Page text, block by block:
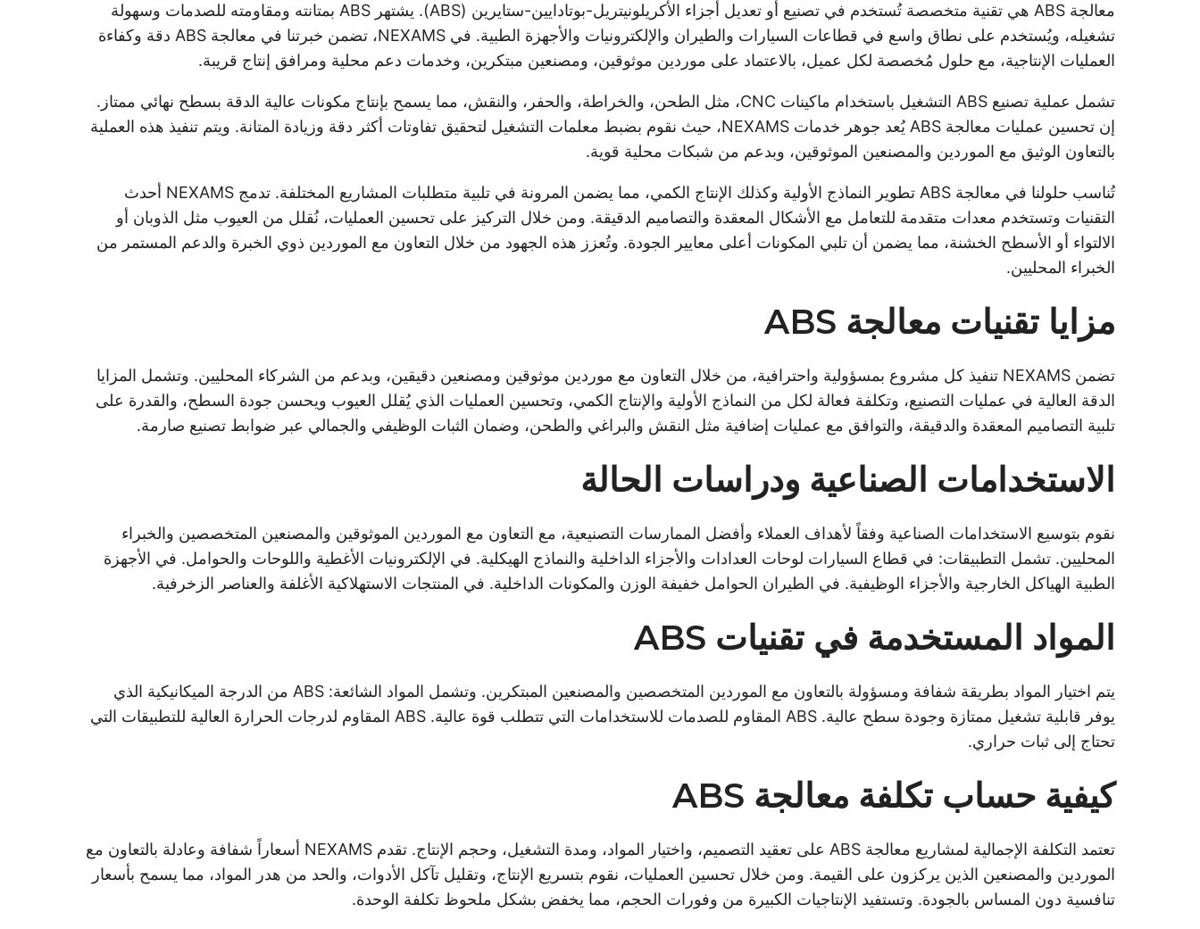
معالجة ABS هي تقنية متخصصة تُستخدم في تصنيع أو تعديل أجزاء الأكريلونيتريل-بوتادايين-ستايرين (ABS). يشتهر ABS بمتانته ومقاومته للصدمات وسهولة
تشغيله، ويُستخدم على نطاق واسع في قطاعات السيارات والطيران والإلكترونيات والأجهزة الطبية. في NEXAMS، تضمن خبرتنا في معالجة ABS دقة وكفاءة
العمليات الإنتاجية، مع حلول مُخصصة لكل عميل، بالاعتماد على موردين موثوقين، ومصنعين مبتكرين، وخدمات دعم محلية ومرافق إنتاج قريبة.
تشمل عملية تصنيع ABS التشغيل باستخدام ماكينات CNC، مثل الطحن، والخراطة، والحفر، والنقش، مما يسمح بإنتاج مكونات عالية الدقة بسطح نهائي ممتاز.
إن تحسين عمليات معالجة ABS يُعد جوهر خدمات NEXAMS، حيث نقوم بضبط معلمات التشغيل لتحقيق تفاوتات أكثر دقة وزيادة المتانة. ويتم تنفيذ هذه العملية
بالتعاون الوثيق مع الموردين والمصنعين الموثوقين، وبدعم من شبكات محلية قوية.
تُناسب حلولنا في معالجة ABS تطوير النماذج الأولية وكذلك الإنتاج الكمي، مما يضمن المرونة في تلبية متطلبات المشاريع المختلفة. تدمج NEXAMS أحدث
التقنيات وتستخدم معدات متقدمة للتعامل مع الأشكال المعقدة والتصاميم الدقيقة. ومن خلال التركيز على تحسين العمليات، نُقلل من العيوب مثل الذوبان أو
الالتواء أو الأسطح الخشنة، مما يضمن أن تلبي المكونات أعلى معايير الجودة. وتُعزز هذه الجهود من خلال التعاون مع الموردين ذوي الخبرة والدعم المستمر من
الخبراء المحليين.
مزايا تقنيات معالجة ABS
تضمن NEXAMS تنفيذ كل مشروع بمسؤولية واحترافية، من خلال التعاون مع موردين موثوقين ومصنعين دقيقين، وبدعم من الشركاء المحليين. وتشمل المزايا
الدقة العالية في عمليات التصنيع، وتكلفة فعالة لكل من النماذج الأولية والإنتاج الكمي، وتحسين العمليات الذي يُقلل العيوب ويحسن جودة السطح، والقدرة على
تلبية التصاميم المعقدة والدقيقة، والتوافق مع عمليات إضافية مثل النقش والبراغي والطحن، وضمان الثبات الوظيفي والجمالي عبر ضوابط تصنيع صارمة.
الاستخدامات الصناعية ودراسات الحالة
نقوم بتوسيع الاستخدامات الصناعية وفقاً لأهداف العملاء وأفضل الممارسات التصنيعية، مع التعاون مع الموردين الموثوقين والمصنعين المتخصصين والخبراء
المحليين. تشمل التطبيقات: في قطاع السيارات لوحات العدادات والأجزاء الداخلية والنماذج الهيكلية. في الإلكترونيات الأغطية واللوحات والحوامل. في الأجهزة
الطبية الهياكل الخارجية والأجزاء الوظيفية. في الطيران الحوامل خفيفة الوزن والمكونات الداخلية. في المنتجات الاستهلاكية الأغلفة والعناصر الزخرفية.
المواد المستخدمة في تقنيات ABS
يتم اختيار المواد بطريقة شفافة ومسؤولة بالتعاون مع الموردين المتخصصين والمصنعين المبتكرين. وتشمل المواد الشائعة: ABS من الدرجة الميكانيكية الذي
يوفر قابلية تشغيل ممتازة وجودة سطح عالية. ABS المقاوم للصدمات للاستخدامات التي تتطلب قوة عالية. ABS المقاوم لدرجات الحرارة العالية للتطبيقات التي
تحتاج إلى ثبات حراري.
كيفية حساب تكلفة معالجة ABS
تعتمد التكلفة الإجمالية لمشاريع معالجة ABS على تعقيد التصميم، واختيار المواد، ومدة التشغيل، وحجم الإنتاج. تقدم NEXAMS أسعاراً شفافة وعادلة بالتعاون مع
الموردين والمصنعين الذين يركزون على القيمة. ومن خلال تحسين العمليات، نقوم بتسريع الإنتاج، وتقليل تآكل الأدوات، والحد من هدر المواد، مما يسمح بأسعار
تنافسية دون المساس بالجودة. وتستفيد الإنتاجيات الكبيرة من وفورات الحجم، مما يخفض بشكل ملحوظ تكلفة الوحدة.